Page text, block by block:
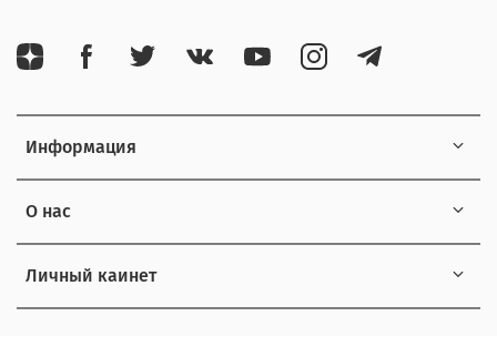
Информация
О нас
Личный каинет